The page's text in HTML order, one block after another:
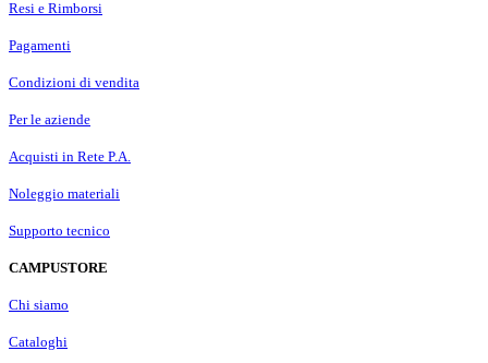
Resi e Rimborsi
Pagamenti
Condizioni di vendita
Per le aziende
Acquisti in Rete P.A.
Noleggio materiali
Supporto tecnico
CAMPUSTORE
Chi siamo
Cataloghi